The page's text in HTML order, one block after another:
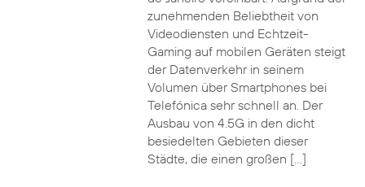
zunehmenden Beliebtheit von
Videodiensten und Echtzeit-
Gaming auf mobilen Geräten steigt
der Datenverkehr in seinem
Volumen über Smartphones bei
Telefónica sehr schnell an. Der
Ausbau von 4.5G in den dicht
besiedelten Gebieten dieser
Städte, die einen großen […]